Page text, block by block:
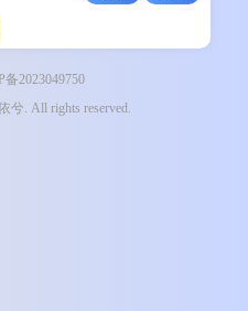
2023049750
兮. All rights reserved.